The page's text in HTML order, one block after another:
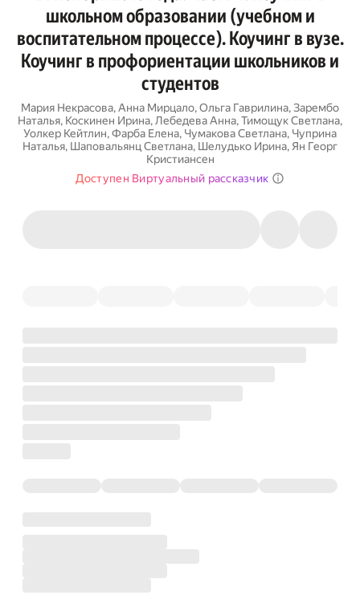
школьном образовании (учебном и
воспитательном процессе). Коучинг в вузе.
Коучинг в профориентации школьников и
студентов
Мария Некрасова,Анна Мирцало,Ольга Гаврилина,Зарембо
Наталья, Коскинен Ирина,Лебедева Анна,Тимощук Светлана,
Уолкер Кейтлин,Фарба Елена, Чумакова Светлана, Чуприна
Наталья, Шаповальянц Светлана, Шелудько Ирина, Ян Георг
Кристиансен
Доступен Виртуальный рассказчик